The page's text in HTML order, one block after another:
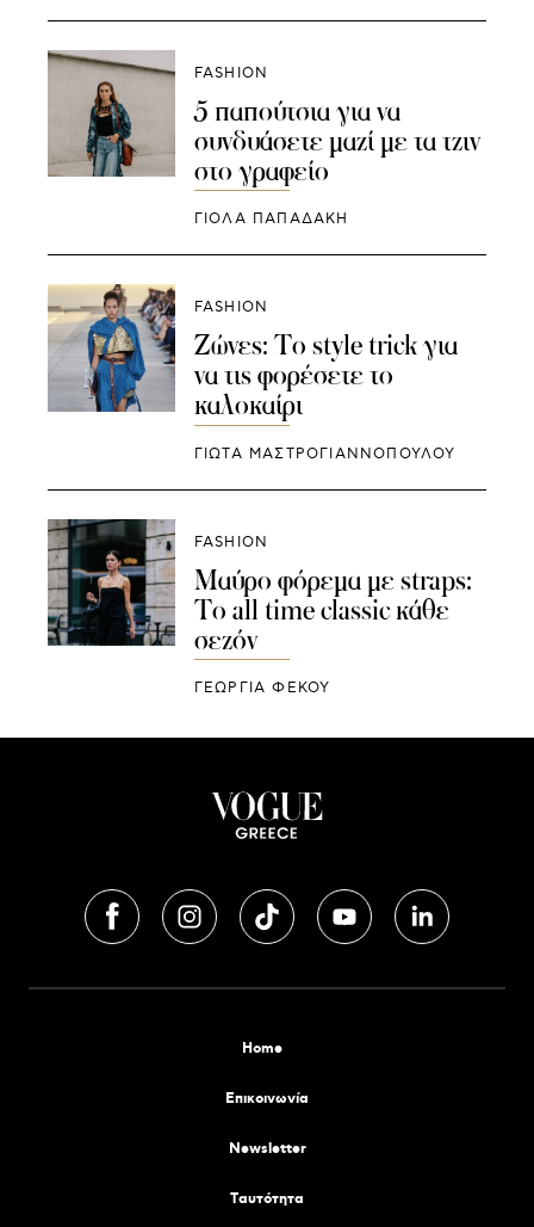
FASHION
5 παπούτσια για να
συνδυάσετε μαζί με τα τζιν
στο γραφείο
ΓΙΌΛΑ ΠΑΠΑΔΆΚΗ
FASHION
Ζώνες: Το style trick για
να τις φορέσετε το
καλοκαίρι
ΓΙΩΤΑ ΜΑΣΤΡΟΓΙΑΝΝΟΠΟΥΛΟΥ
FASHION
Μαύρο φόρεμα με straps:
Το all time classic κάθε
σεζόν
ΓΕΩΡΓΙΑ ΦΕΚΟΥ
Home
Επικοινωνία
Newsletter
Tαυτότητα